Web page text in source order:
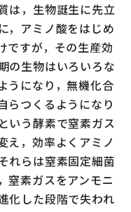
は，生物誕生に先立
，アミノ酸をはじめ
ですが，その生産効
の生物はいろいろな
うになり，無機化合
らつくるようになり
いう酵素で窒素ガス
え，効率よくアミノ
れらは窒素固定細菌
窒素ガスをアンモニ
化した段階で失われ